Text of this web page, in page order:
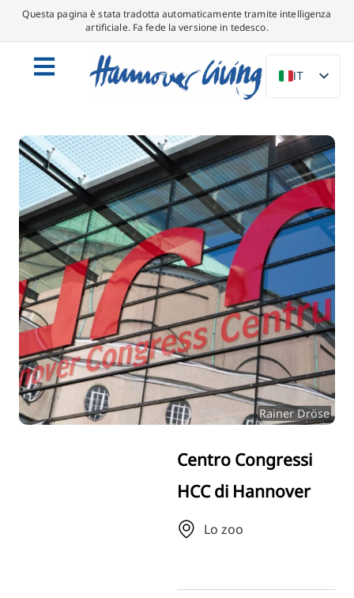
Questa pagina è stata tradotta automaticamente tramite intelligenza
artificiale. Fa fede la versione in tedesco.
IT
DE
NL
PL
ES
DA
SV
PT
TR
FI
ZH
JA
UK
Rainer Dröse
Centro Congressi
HCC di Hannover
Lo zoo